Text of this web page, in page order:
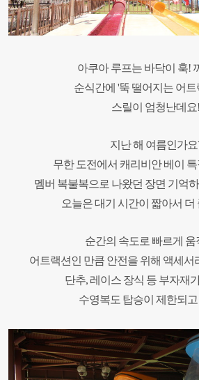
아쿠아 루프는 바닥이 훅!
순식간에 '뚝 떨어지는 어
스릴이 엄청난데요!
지난 해 여름인가요
무한 도전에서 캐리비안 베이
멤버 복불복으로 나왔던 장면 기억
오늘은 대기 시간이 짧아서 더
순간의 속도로 빠르게 움
어트랙션인 만큼 안전을 위해 액세서
단추, 레이스 장식 등 부자재
수영복도 탑승이 제한되